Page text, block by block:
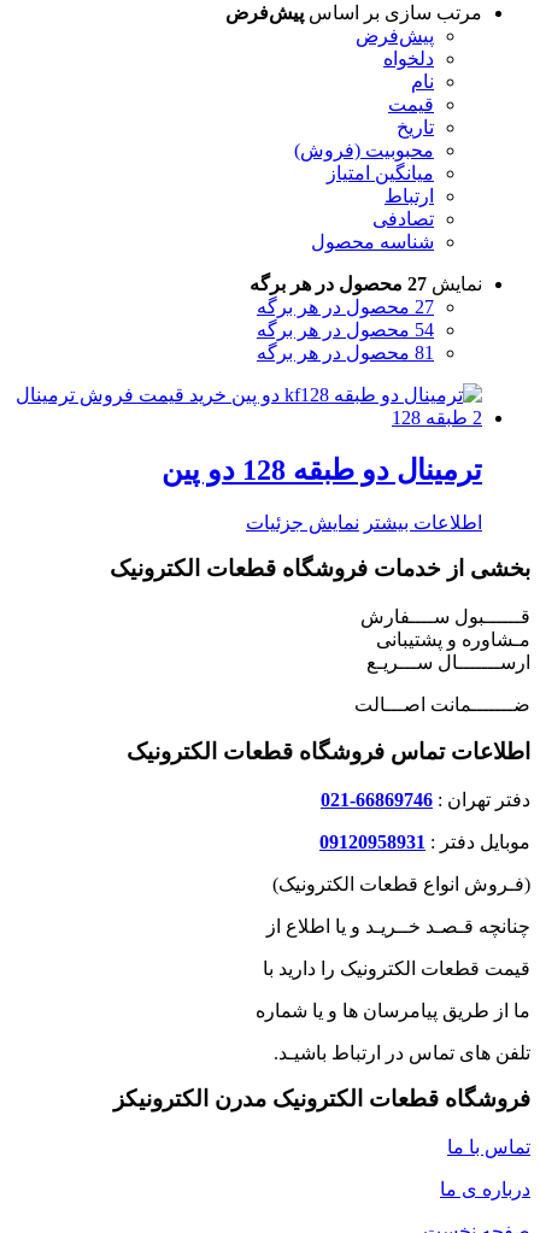
مرتب سازی بر اساس پیش‌فرض
پیش‌فرض
دلخواه
نام
قیمت
تاریخ
محبوبیت (فروش)
میانگین امتیاز
ارتباط
تصادفی
شناسه محصول
نمایش 27 محصول در هر برگه
27 محصول در هر برگه
54 محصول در هر برگه
81 محصول در هر برگه
ترمینال دو طبقه 128 دو پین
اطلاعات بیشتر نمایش جزئیات
بخشی از خدمات فروشگاه قطعات الکترونیک
قــــــبول ســــفارش
مـشاوره و پشتیبانی
ارســـــــال ســـریـع
ضـــــــمانت اصـــالت
اطلاعات تماس فروشگاه قطعات الکترونیک
دفتر تهران : 66869746-021
موبایل دفتر : 09120958931
(فـروش انواع قطعات الکترونیک)
چنانچه قـصـد خــریـد و یا اطلاع از
قیمت قطعات الکترونیک را دارید با
ما از طریق پیامرسان ها و یا شماره
تلفن های تماس در ارتباط باشیـد.
فروشگاه قطعات الکترونیک مدرن الکترونیکز
تماس با ما
درباره ی ما